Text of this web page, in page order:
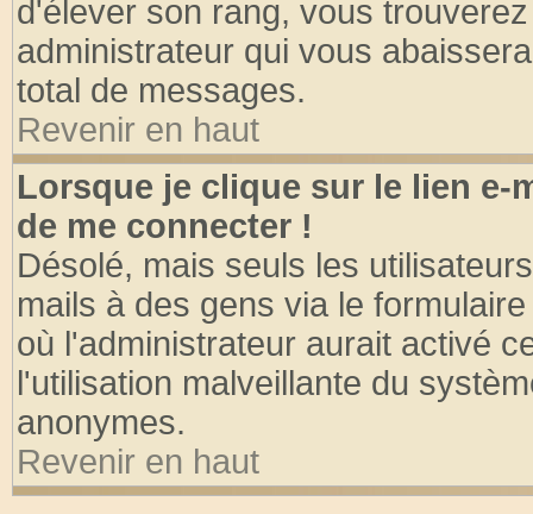
d'élever son rang, vous
administrateur qui vous
total de messages.
Revenir en haut
Lorsque je clique sur le lien e-
de me connecter !
Désolé, mais seuls les
mails à des gens via le
où l'administrateur aurait activé
l'utilisation malveillante du
anonymes.
Revenir en haut